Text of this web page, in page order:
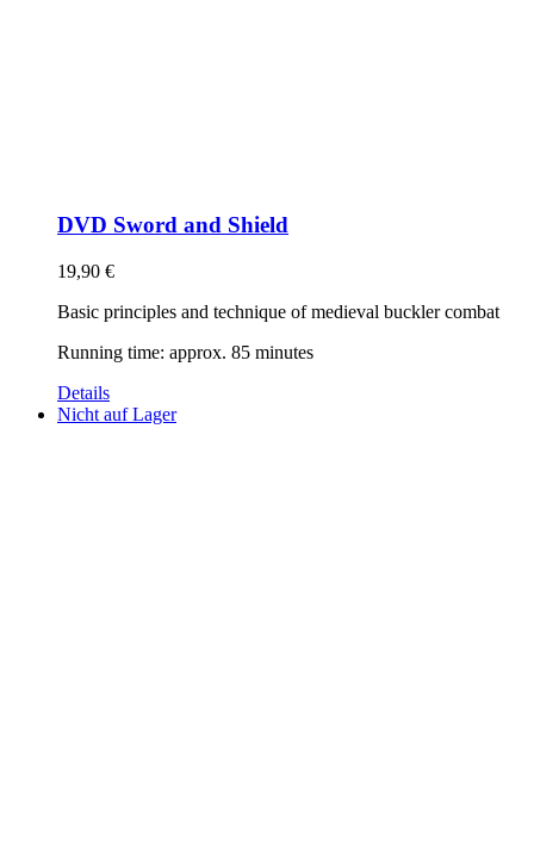
DVD Sword and Shield
19,90 €
Basic principles and technique of medieval buckler combat
Running time: approx. 85 minutes
Details
Nicht auf Lager